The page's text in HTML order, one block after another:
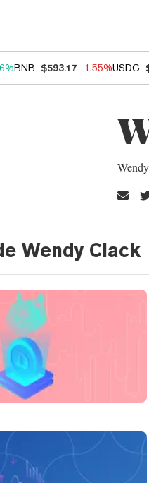
BNB $593.17 -1.55%USDC
Wendy Clack